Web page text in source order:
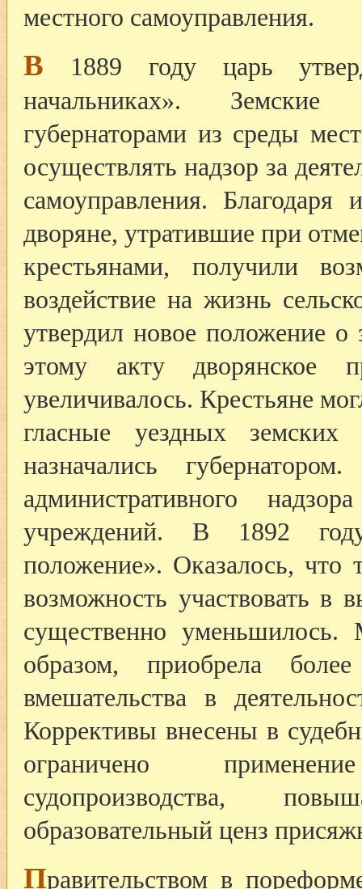
местного самоуправления.
В 1889 году царь
начальниках». Земские
губернаторами из среды
осуществлять надзор за
самоуправления. Благодаря
дворяне, утратившие при
крестьянами, получили
воздействие на жизнь
утвердил новое положение о
этому акту дворянское
увеличивалось. Крестьяне
гласные уездных
назначались
административного
учреждений. В 1892
положение». Оказалось, что
возможность участвовать в
существенно уменьшилось.
образом, приобрела
вмешательства в
Коррективы внесены в
ограничено
судопроизводства,
образовательный ценз
Правительством в